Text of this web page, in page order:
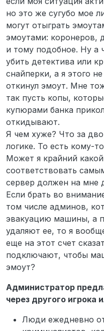
но это же сугубо мое
могут отыграть
эмоутами: коронеров,
и тому подобное. Ну а
убить детектива или
снайперки, а я этого
откинул эмоут. Мне
так пусть копы,
купюрами банка
откидывают.
Я чем хуже? Что за
логике. То есть кому-
Может я крайний
соответствовать
сервер должен на мне
Если брать во
том числе админов,
эвакуацию машины, а
удаляют ее, то я
еще на этот счет
подключают, чтобы
эмоут?
Администратор
через другого игрока
Люди ежедневно